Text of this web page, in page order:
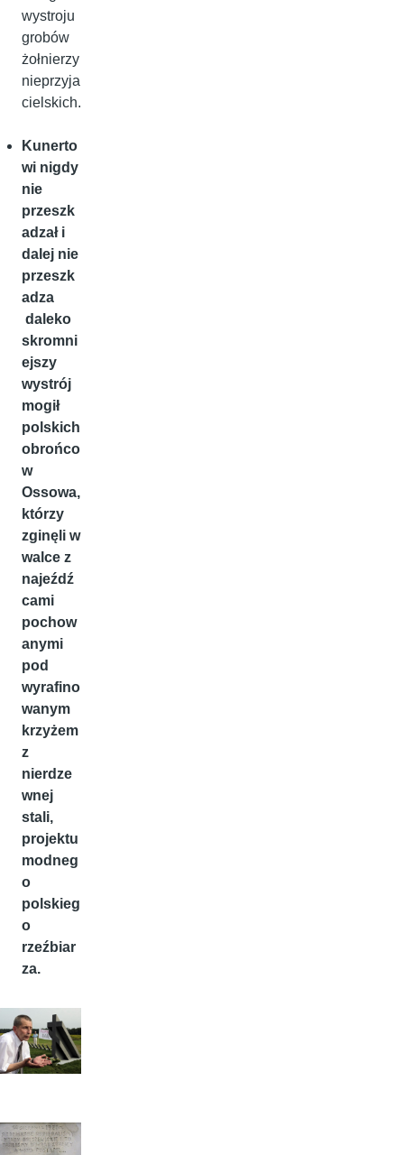
wystroju
grobów
żołnierzy
nieprzyja
cielskich.
Kunerto
wi nigdy
nie
przeszk
adzał i
dalej nie
przeszk
adza
daleko
skromni
ejszy
wystrój
mogił
polskich
obrońco
w
Ossowa,
którzy
zginęli w
walce z
najeźdź
cami
pochow
anymi
pod
wyrafino
wanym
krzyżem
z
nierdze
wnej
stali,
projektu
modneg
o
polskieg
o
rzeźbiar
za.